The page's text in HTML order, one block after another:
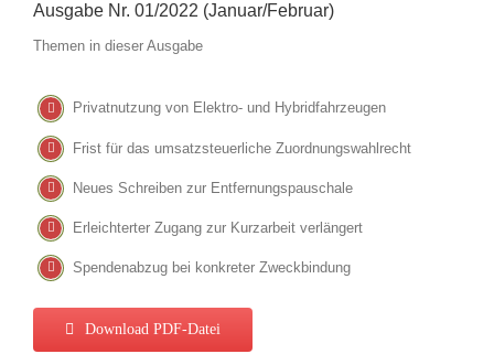
Ausgabe Nr. 01/2022 (Januar/Februar)
Themen in dieser Ausgabe
Privatnutzung von Elektro- und Hybridfahrzeugen
Frist für das umsatzsteuerliche Zuordnungswahlrecht
Neues Schreiben zur Entfernungspauschale
Erleichterter Zugang zur Kurzarbeit verlängert
Spendenabzug bei konkreter Zweckbindung
Download PDF-Datei